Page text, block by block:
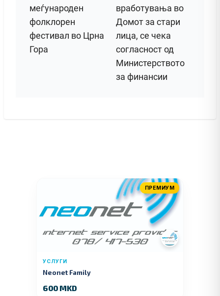
меѓународен
фолклорен
фестивал во Црна
Гора
вработувања во
Домот за стари
лица, се чека
согласност од
Министерството
за финансии
ПРЕМИУМ
УСЛУГИ
Neonet Family
600 MKD